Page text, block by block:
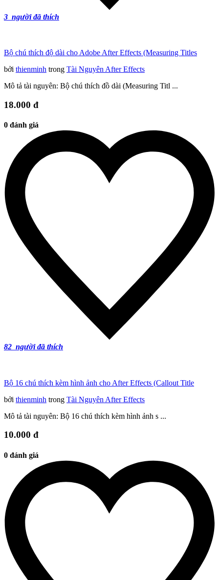
3 người đã thích
Bộ chú thích độ dài cho Adobe After Effects (Measuring Titles
bởi thienminh trong Tài Nguyên After Effects
Mô tả tài nguyên: Bộ chú thích đồ dài (Measuring Titl ...
18.000 đ
0 đánh giá
82 người đã thích
Bộ 16 chú thích kèm hình ảnh cho After Effects (Callout Title
bởi thienminh trong Tài Nguyên After Effects
Mô tả tài nguyên: Bộ 16 chú thích kèm hình ảnh s ...
10.000 đ
0 đánh giá